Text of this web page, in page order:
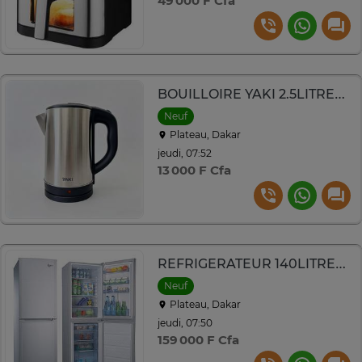
BOUILLOIRE YAKI 2.5LITRES ELECTRIQUE INOX YKS2311
Neuf
Plateau, Dakar
jeudi, 07:52
13 000 F Cfa
REFRIGERATEUR 140LITRES ROCH COMBINE 3TIROIRS GRIS
Neuf
Plateau, Dakar
jeudi, 07:50
159 000 F Cfa